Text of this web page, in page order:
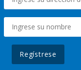
Regístrese